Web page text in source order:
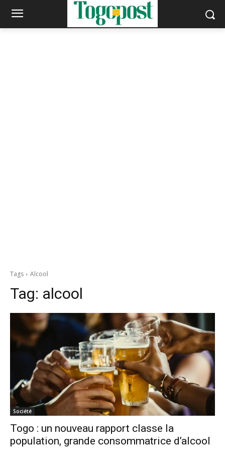
Tags Alcool
Tag: alcool
Société
Togo : un nouveau rapport classe la
population, grande consommatrice d’alcool